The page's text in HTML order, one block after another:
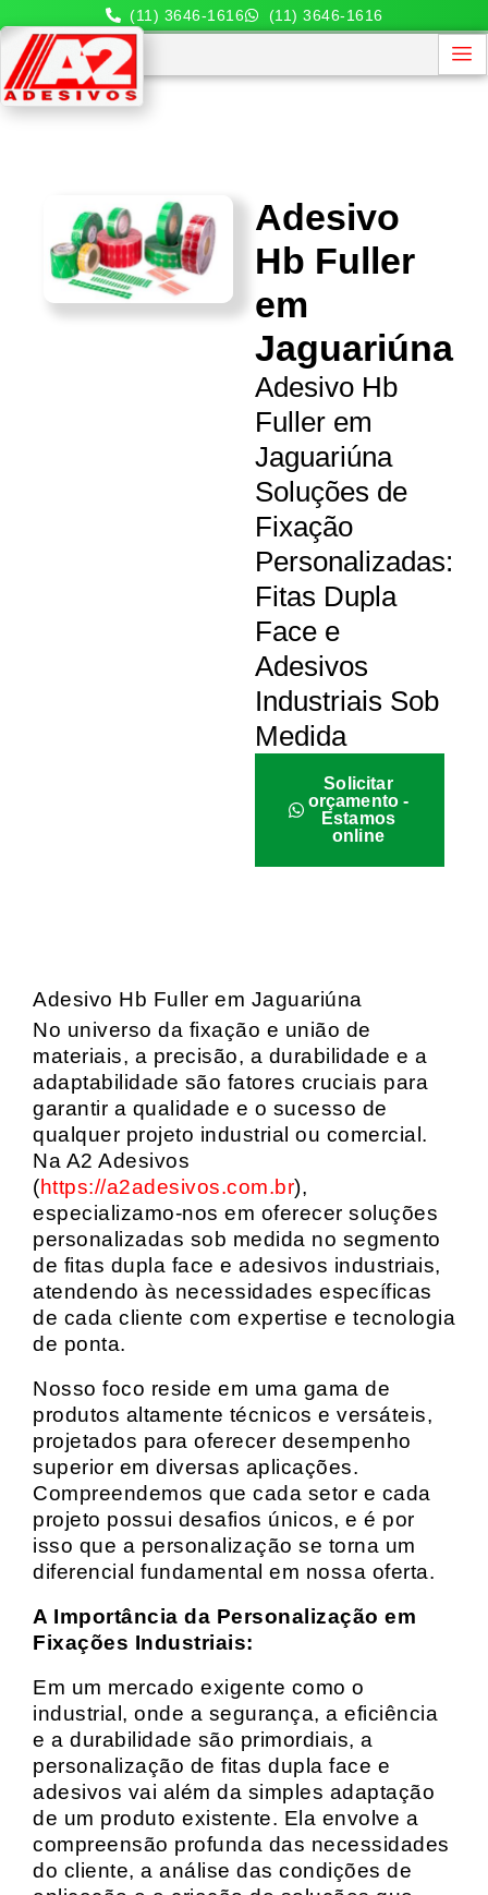
(11) 3646-1616 (11) 3646-1616
Adesivo
Hb Fuller
em
Jaguariúna
Adesivo Hb
Fuller em
Jaguariúna
Soluções de
Fixação
Personalizadas:
Fitas Dupla
Face e
Adesivos
Industriais Sob
Medida
Solicitar
orçamento -
Estamos
online
Adesivo Hb Fuller em Jaguariúna
No universo da fixação e união de
materiais, a precisão, a durabilidade e a
adaptabilidade são fatores cruciais para
garantir a qualidade e o sucesso de
qualquer projeto industrial ou comercial.
Na A2 Adesivos
(https://a2adesivos.com.br),
especializamo-nos em oferecer soluções
personalizadas sob medida no segmento
de fitas dupla face e adesivos industriais,
atendendo às necessidades específicas
de cada cliente com expertise e tecnologia
de ponta.
Nosso foco reside em uma gama de
produtos altamente técnicos e versáteis,
projetados para oferecer desempenho
superior em diversas aplicações.
Compreendemos que cada setor e cada
projeto possui desafios únicos, e é por
isso que a personalização se torna um
diferencial fundamental em nossa oferta.
A Importância da Personalização em
Fixações Industriais:
Em um mercado exigente como o
industrial, onde a segurança, a eficiência
e a durabilidade são primordiais, a
personalização de fitas dupla face e
adesivos vai além da simples adaptação
de um produto existente. Ela envolve a
compreensão profunda das necessidades
do cliente, a análise das condições de